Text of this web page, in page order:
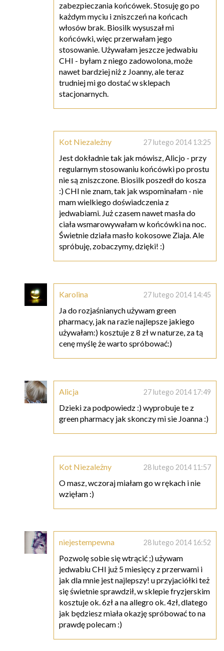
zabezpieczania końcówek. Stosuję go po
każdym myciu i zniszczeń na końcach
włosów brak. Biosilk wysuszał mi
końcówki, więc przerwałam jego
stosowanie. Używałam jeszcze jedwabiu
CHI - byłam z niego zadowolona, może
nawet bardziej niż z Joanny, ale teraz
trudniej mi go dostać w sklepach
stacjonarnych.
Kot Niezależny 27 lutego 2014 13:25
Jest dokładnie tak jak mówisz, Alicjo - przy
regularnym stosowaniu końcówki po prostu
nie są zniszczone. Biosilk poszedł do kosza
:) CHI nie znam, tak jak wspominałam - nie
mam wielkiego doświadczenia z
jedwabiami. Już czasem nawet masła do
ciała wsmarowywałam w końcówki na noc.
Świetnie działa masło kokosowe Ziaja. Ale
spróbuję, zobaczymy, dzięki! :)
Karolina 27 lutego 2014 14:45
Ja do rozjaśnianych używam green
pharmacy, jak na razie najlepsze jakiego
używałam:) kosztuje z 8 zł w naturze, za tą
cenę myślę że warto spróbować:)
Alicja 27 lutego 2014 17:49
Dzieki za podpowiedz :) wyprobuje te z
green pharmacy jak skonczy mi sie Joanna :)
Kot Niezależny 28 lutego 2014 11:57
O masz, wczoraj miałam go w rękach i nie
wzięłam :)
niejestempewna 28 lutego 2014 16:52
Pozwolę sobie się wtrącić ;) używam
jedwabiu CHI już 5 miesięcy z przerwami i
jak dla mnie jest najlepszy! u przyjaciółki też
się świetnie sprawdził, w sklepie fryzjerskim
kosztuje ok. 6zł a na allegro ok. 4zł, dlatego
jak będziesz miała okazję spróbować to na
prawdę polecam :)